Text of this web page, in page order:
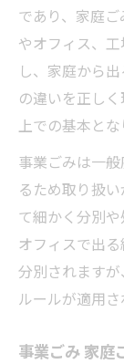
であり、家庭
やオフィス、
し、家庭から
の違いを正し
上での基本とな
事業ごみは一
るため取り扱
て細かく分別や
オフィスで出
分別されます
ルールが適用さ
事業ごみ 家庭